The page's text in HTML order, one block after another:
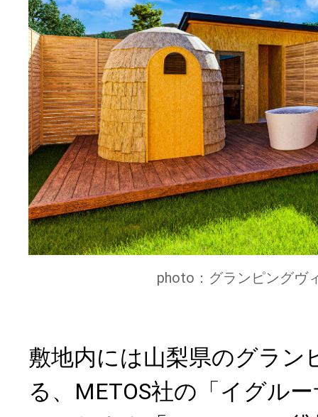
photo：グランピングヴ
敷地内には山梨県のグラン
る、METOS社の「イグル